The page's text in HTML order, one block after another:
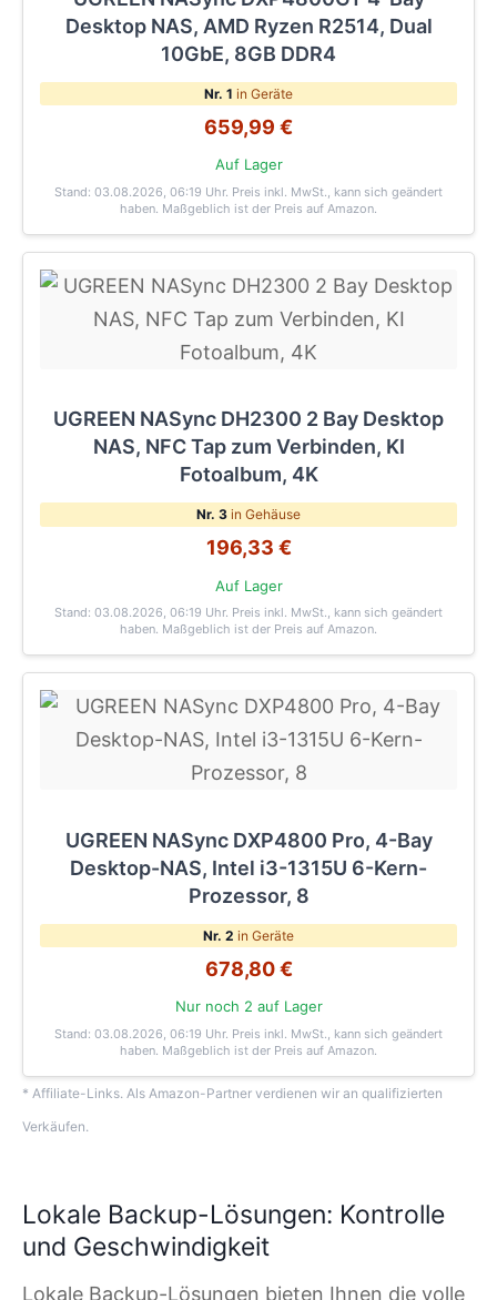
Desktop NAS, AMD Ryzen R2514, Dual
10GbE, 8GB DDR4
Nr. 1 in Geräte
659,99 €
Auf Lager
Stand: 03.08.2026, 06:19 Uhr. Preis inkl. MwSt., kann sich geändert
haben. Maßgeblich ist der Preis auf Amazon.
UGREEN NASync DH2300 2 Bay Desktop
NAS, NFC Tap zum Verbinden, KI
Fotoalbum, 4K
Nr. 3 in Gehäuse
196,33 €
Auf Lager
Stand: 03.08.2026, 06:19 Uhr. Preis inkl. MwSt., kann sich geändert
haben. Maßgeblich ist der Preis auf Amazon.
UGREEN NASync DXP4800 Pro, 4-Bay
Desktop-NAS, Intel i3-1315U 6-Kern-
Prozessor, 8
Nr. 2 in Geräte
678,80 €
Nur noch 2 auf Lager
Stand: 03.08.2026, 06:19 Uhr. Preis inkl. MwSt., kann sich geändert
haben. Maßgeblich ist der Preis auf Amazon.
* Affiliate-Links. Als Amazon-Partner verdienen wir an qualifizierten
Verkäufen.
Lokale Backup-Lösungen: Kontrolle
und Geschwindigkeit
Lokale Backup-Lösungen bieten Ihnen die volle